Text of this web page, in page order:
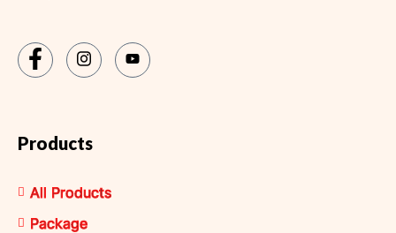
Products
All Products
Package